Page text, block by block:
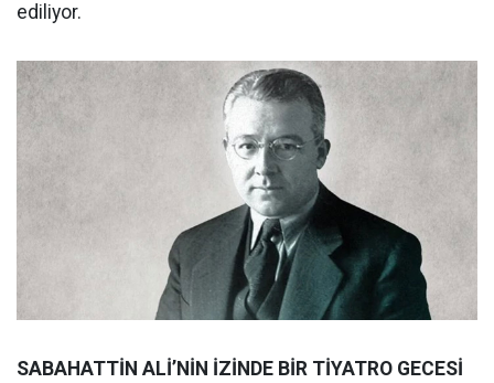
ediliyor.
SABAHATTİN ALİ’NİN İZİNDE BİR TİYATRO GECESİ